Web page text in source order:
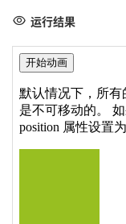
18
19
20
21
22
24
25
26
<body
<button
<p>默认情况
如果
<div
</body>
</html>
运行结果